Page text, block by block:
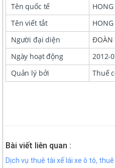
Tên quốc tế
HONG
Tên viết tắt
HONG
Người đại diện
ĐOÀN
Ngày hoạt động
2012-
Quản lý bởi
Thuế
Bài viết liên quan :
Dịch vụ thuê tài xế lái xe ô tô,